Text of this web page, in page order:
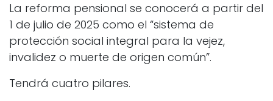
La reforma pensional se conocerá a partir del
1 de julio de 2025 como el “sistema de
protección social integral para la vejez,
invalidez o muerte de origen común”.
Tendrá cuatro pilares.